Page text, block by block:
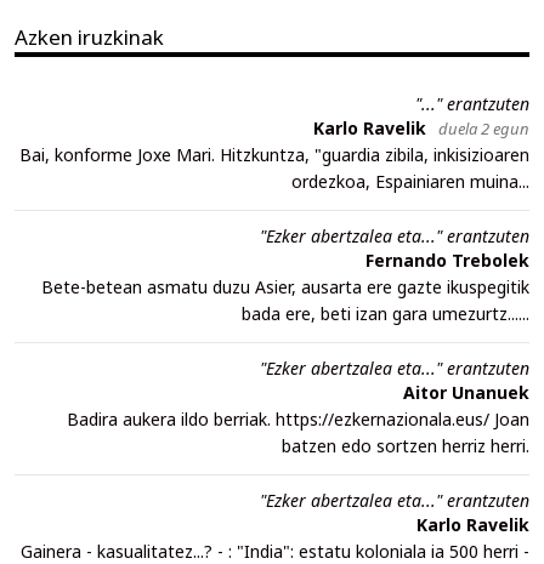
Azken iruzkinak
"..." erantzuten
Karlo Ravelik duela 2 egun
Bai, konforme Joxe Mari. Hitzkuntza, "guardia zibila, inkisizioaren
ordezkoa, Espainiaren muina...
"Ezker abertzalea eta..." erantzuten
Fernando Trebolek
Bete-betean asmatu duzu Asier, ausarta ere gazte ikuspegitik
bada ere, beti izan gara umezurtz......
"Ezker abertzalea eta..." erantzuten
Aitor Unanuek
Badira aukera ildo berriak. https://ezkernazionala.eus/ Joan
batzen edo sortzen herriz herri.
"Ezker abertzalea eta..." erantzuten
Karlo Ravelik
Gainera - kasualitatez...? - : "India": estatu koloniala ia 500 herri -